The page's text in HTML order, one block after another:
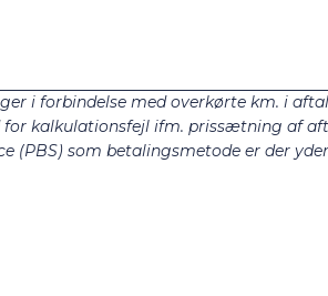
i forbindelse med overkørte km. i
kalkulationsfejl ifm. prissætning af
som betalingsmetode er der